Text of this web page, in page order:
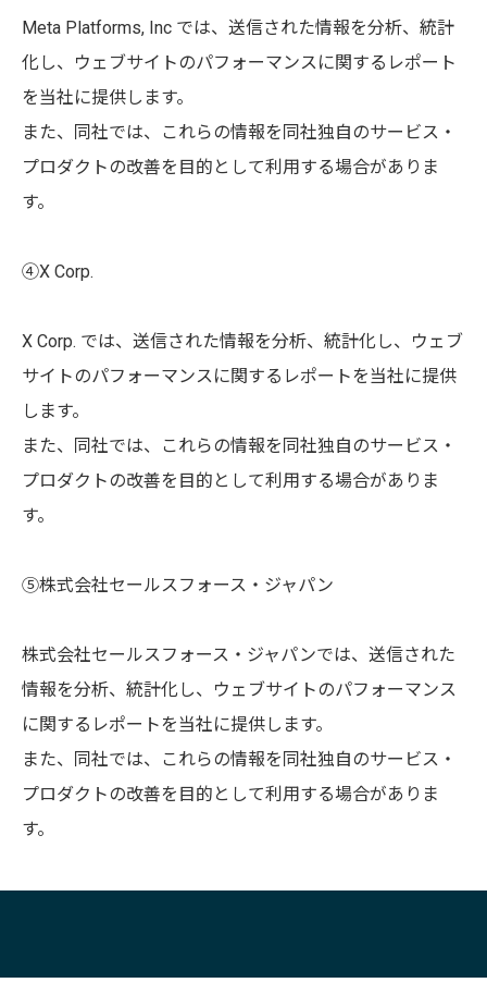
Meta Platforms, Inc では、送信された情報を分析、統計
化し、ウェブサイトのパフォーマンスに関するレポート
を当社に提供します。
また、同社では、これらの情報を同社独自のサービス・
プロダクトの改善を目的として利用する場合がありま
す。
④X Corp.
X Corp. では、送信された情報を分析、統計化し、ウェブ
サイトのパフォーマンスに関するレポートを当社に提供
します。
また、同社では、これらの情報を同社独自のサービス・
プロダクトの改善を目的として利用する場合がありま
す。
⑤株式会社セールスフォース・ジャパン
株式会社セールスフォース・ジャパンでは、送信された
情報を分析、統計化し、ウェブサイトのパフォーマンス
に関するレポートを当社に提供します。
また、同社では、これらの情報を同社独自のサービス・
プロダクトの改善を目的として利用する場合がありま
す。